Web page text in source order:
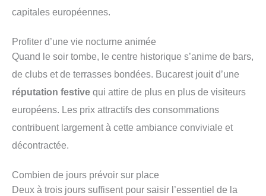
capitales européennes.
Profiter d’une vie nocturne animée
Quand le soir tombe, le centre historique s’anime de bars,
de clubs et de terrasses bondées. Bucarest jouit d’une
réputation festive qui attire de plus en plus de visiteurs
européens. Les prix attractifs des consommations
contribuent largement à cette ambiance conviviale et
décontractée.
Combien de jours prévoir sur place
Deux à trois jours suffisent pour saisir l’essentiel de la